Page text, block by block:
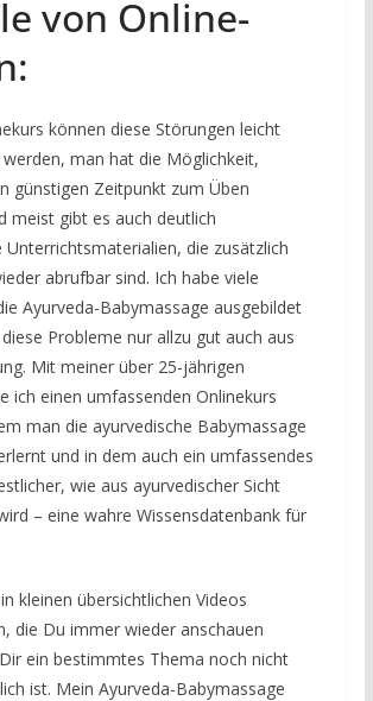
von Online-
können diese Störungen leicht
man hat die Möglichkeit,
günstigen Zeitpunkt zum Üben
meist gibt es auch deutlich
die zusätzlich
abrufbar sind. Ich habe viele
Ayurveda-Babymassage ausgebildet
Probleme nur allzu gut auch aus
Mit meiner über 25-jährigen
ich einen umfassenden Onlinekurs
man die ayurvedische Babymassage
und in dem auch ein umfassendes
wie aus ayurvedischer Sicht
– eine wahre Wissensdatenbank für
kleinen übersichtlichen Videos
die Du immer wieder anschauen
ein bestimmtes Thema noch nicht
ist. Mein Ayurveda-Babymassage